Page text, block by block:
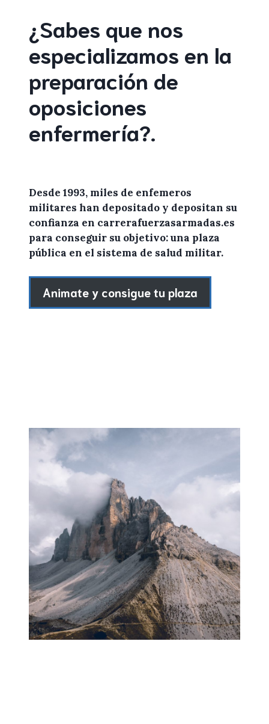
¿Sabes que nos
especializamos en la
preparación de
oposiciones
enfermería?.
Desde 1993, miles de enfemeros
militares han depositado y depositan su
confianza en carrerafuerzasarmadas.es
para conseguir su objetivo: una plaza
pública en el sistema de salud militar.
Animate y consigue tu plaza